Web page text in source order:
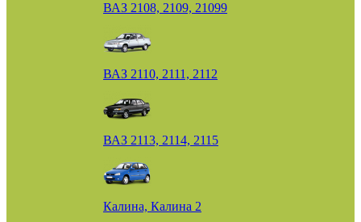
ВАЗ 2108, 2109, 21099
ВАЗ 2110, 2111, 2112
ВАЗ 2113, 2114, 2115
Калина, Калина 2